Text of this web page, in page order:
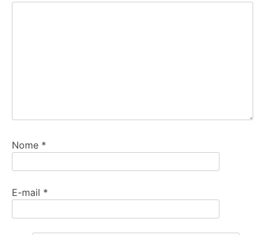
Nome *
E-mail *